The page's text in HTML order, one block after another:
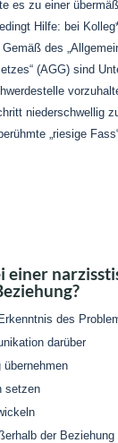
es zu einer
Hilfe: bei
des
(AGG) sind
niederschwellig
„riesige
einer
des
darüber
übernehmen
setzen
der Beziehung